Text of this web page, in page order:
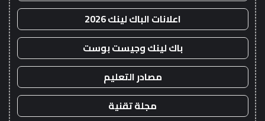
اعلانات الباك لينك 2026
باك لينك وجيست بوست
مصادر التعليم
مجلة تقنية